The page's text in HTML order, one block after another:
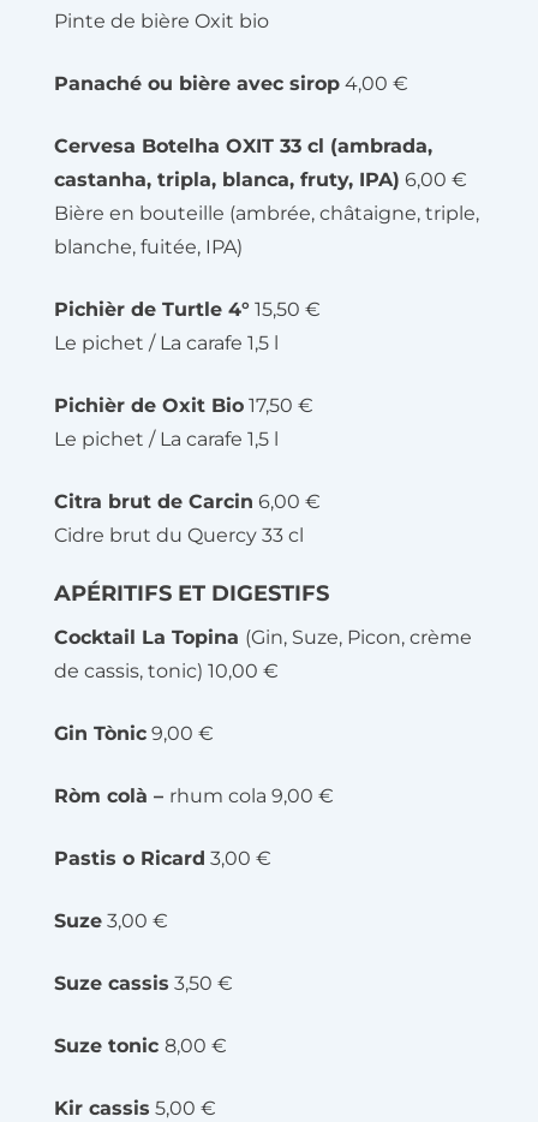
Pinte de bière Oxit bio
Panaché ou bière avec sirop 4,00 €
Cervesa Botelha OXIT 33 cl (ambrada,
castanha, tripla, blanca, fruty, IPA) 6,00 €
Bière en bouteille (ambrée, châtaigne, triple,
blanche, fuitée, IPA)
Pichièr de Turtle 4° 15,50 €
Le pichet / La carafe 1,5 l
Pichièr de Oxit Bio 17,50 €
Le pichet / La carafe 1,5 l
Citra brut de Carcin 6,00 €
Cidre brut du Quercy 33 cl
APÉRITIFS ET DIGESTIFS
Cocktail La Topina (Gin, Suze, Picon, crème
de cassis, tonic) 10,00 €
Gin Tònic 9,00 €
Ròm colà – rhum cola 9,00 €
Pastis o Ricard 3,00 €
Suze 3,00 €
Suze cassis 3,50 €
Suze tonic 8,00 €
Kir cassis 5,00 €